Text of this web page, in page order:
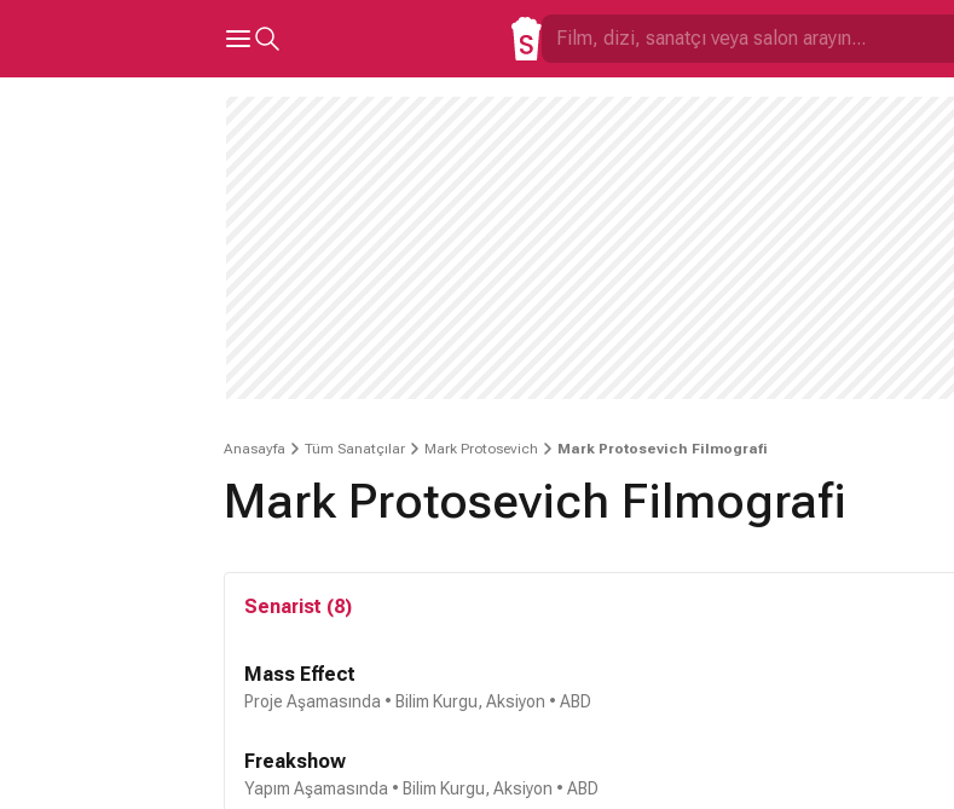
Anasayfa Tüm Sanatçılar Mark Protosevich Mark Protosevich Filmografi
Mark Protosevich Filmografi
Senarist (8)
Mass Effect
Proje Aşamasında • Bilim Kurgu, Aksiyon • ABD
Freakshow
Yapım Aşamasında • Bilim Kurgu, Aksiyon • ABD